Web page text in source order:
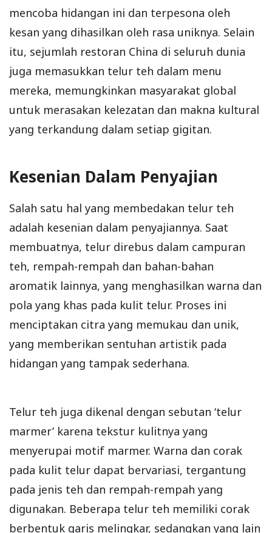
mencoba hidangan ini dan terpesona oleh
kesan yang dihasilkan oleh rasa uniknya. Selain
itu, sejumlah restoran China di seluruh dunia
juga memasukkan telur teh dalam menu
mereka, memungkinkan masyarakat global
untuk merasakan kelezatan dan makna kultural
yang terkandung dalam setiap gigitan.
Kesenian Dalam Penyajian
Salah satu hal yang membedakan telur teh
adalah kesenian dalam penyajiannya. Saat
membuatnya, telur direbus dalam campuran
teh, rempah-rempah dan bahan-bahan
aromatik lainnya, yang menghasilkan warna dan
pola yang khas pada kulit telur. Proses ini
menciptakan citra yang memukau dan unik,
yang memberikan sentuhan artistik pada
hidangan yang tampak sederhana.
Telur teh juga dikenal dengan sebutan ‘telur
marmer’ karena tekstur kulitnya yang
menyerupai motif marmer. Warna dan corak
pada kulit telur dapat bervariasi, tergantung
pada jenis teh dan rempah-rempah yang
digunakan. Beberapa telur teh memiliki corak
berbentuk garis melingkar, sedangkan yang lain